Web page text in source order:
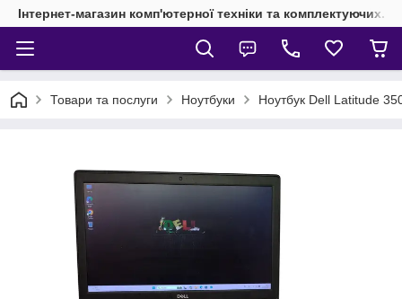
Інтернет-магазин комп'ютерної техніки та комплектуючих.
Товари та послуги Ноутбуки Ноутбук Dell Latitude